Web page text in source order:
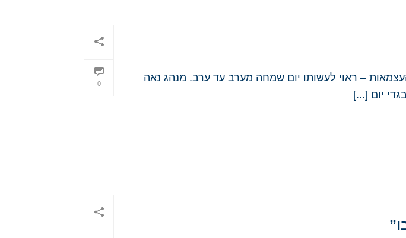
0
– ראוי לעשותו יום שמחה מערב עד ערב. מנהג נאה
יום [...]